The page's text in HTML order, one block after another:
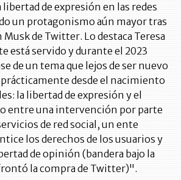
libertad de expresión en las redes
un protagonismo aún mayor tras
Musk de Twitter. Lo destaca Teresa
está servido y durante el 2023
de un tema que lejos de ser nuevo
prácticamente desde el nacimiento
la libertad de expresión y el
entre una intervención por parte
de red social, un ente
los derechos de los usuarios y
de opinión (bandera bajo la
la compra de Twitter)".